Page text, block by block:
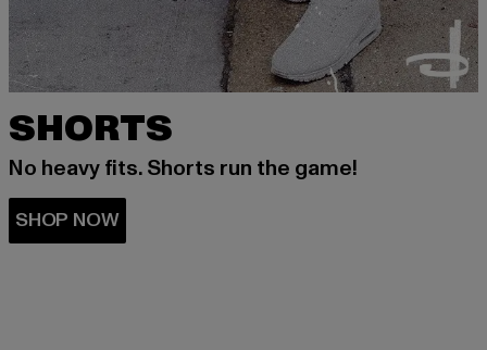
SHORTS
No heavy fits. Shorts run the game!
SHOP NOW